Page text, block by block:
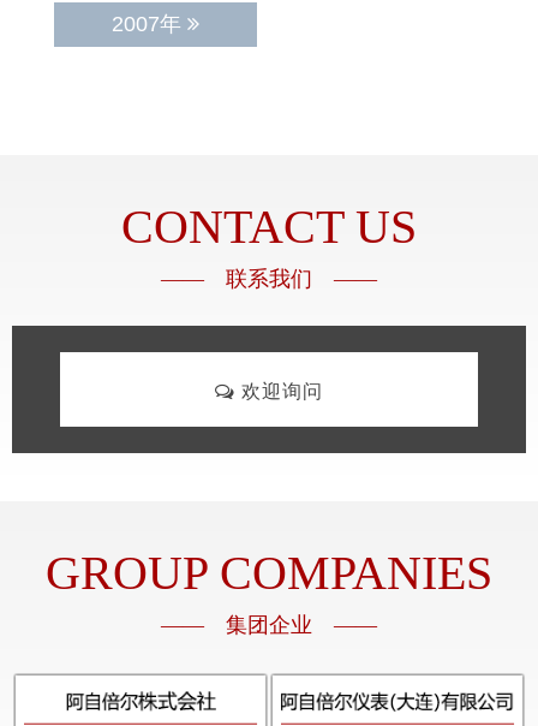
2007年
CONTACT US
—— 联系我们 ——
欢迎询问
GROUP COMPANIES
—— 集团企业 ——